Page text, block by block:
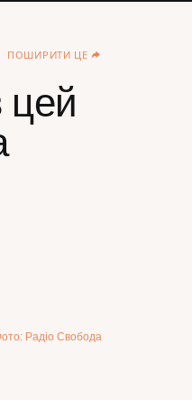
ПОШИРИТИ ЦЕ
цей
Радіо Свобода